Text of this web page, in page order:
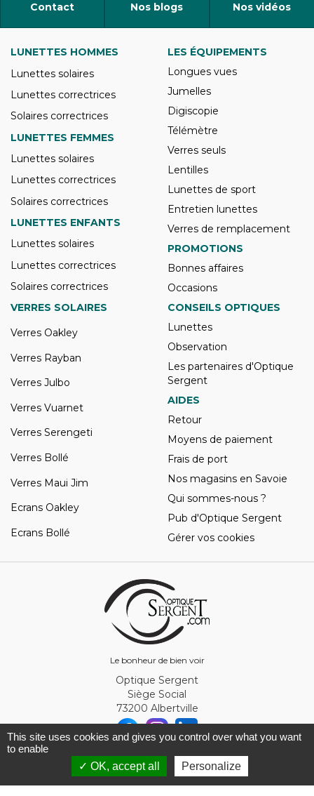
Contact Nos blogs Nos vidéos
Le bonheur de bien voir
LUNETTES HOMMES
Lunettes solaires
Lunettes correctrices
Solaires correctrices
LUNETTES FEMMES
Lunettes solaires
Lunettes correctrices
Solaires correctrices
LUNETTES ENFANTS
Lunettes solaires
Lunettes correctrices
Solaires correctrices
LES ÉQUIPEMENTS
Longues vues
Jumelles
Digiscopie
Télémètre
Verres seuls
Lentilles
Lunettes de sport
Entretien lunettes
Verres de remplacement
PROMOTIONS
Bonnes affaires
Occasions
VERRES SOLAIRES
Verres Oakley
Verres Rayban
Verres Julbo
Verres Vuarnet
Verres Serengeti
Verres Bollé
Verres Maui Jim
Ecrans Oakley
Ecrans Bollé
CONSEILS OPTIQUES
Lunettes
Observation
Les partenaires d'Optique
Sergent
AIDES
Retour
Moyens de paiement
Frais de port
Nos magasins en Savoie
Qui sommes-nous ?
Pub d'Optique Sergent
Gérer vos cookies
Optique Sergent
Siège Social
73200 Albertville
© Optique Sergent 2026 - SIRET 32993919300010
This site uses cookies and gives you control over what you want
to enable
✓ OK, accept all
Personalize